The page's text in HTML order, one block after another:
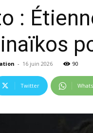
:
- 16 juin 2026 90
Twitter